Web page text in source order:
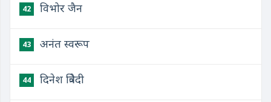
42 विभोर जैन
43 अनंत स्वरूप
44 दिनेश त्रिवेदी